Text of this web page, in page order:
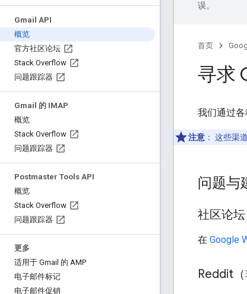
Gmail API
概览
官方社区论坛
Stack Overflow
问题跟踪器
Gmail 的 IMAP
概览
Stack Overflow
问题跟踪器
Postmaster Tools API
概览
Stack Overflow
问题跟踪器
更多
适用于 Gmail 的 AMP
电子邮件标记
电子邮件促销
误。
首页
寻求
我们通过
注意 ： 这些渠
问题与
社区论坛
在 Google
Reddit（